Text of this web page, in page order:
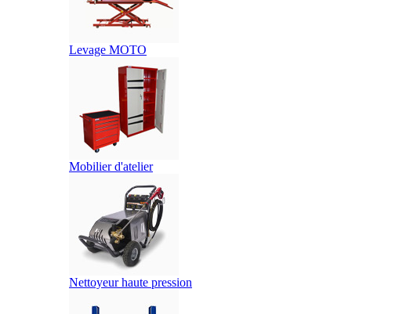
Levage MOTO
Mobilier d'atelier
Nettoyeur haute pression